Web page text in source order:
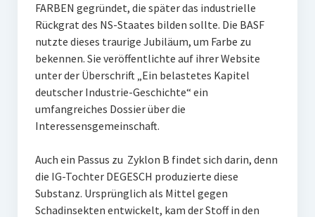
FARBEN gegründet, die später das industrielle
Rückgrat des NS-Staates bilden sollte. Die BASF
nutzte dieses traurige Jubiläum, um Farbe zu
bekennen. Sie veröffentlichte auf ihrer Website
unter der Überschrift „Ein belastetes Kapitel
deutscher Industrie-Geschichte“ ein
umfangreiches Dossier über die
Interessensgemeinschaft.
Auch ein Passus zu Zyklon B findet sich darin, denn
die IG-Tochter DEGESCH produzierte diese
Substanz. Ursprünglich als Mittel gegen
Schadinsekten entwickelt, kam der Stoff in den